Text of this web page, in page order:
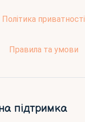
Політика приватності
Правила та умови
підтримка